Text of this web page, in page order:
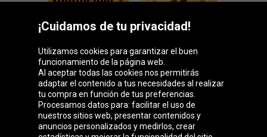
Grupo Oponeo
¡Cuidamos de tu privacidad!
Utilizamos cookies para garantizar el buen
funcionamiento de la página web.
Al aceptar todas las cookies nos permitirás
adaptar el contenido a tus necesidades al realizar
tu compra en función de tus preferencias.
Procesamos datos para: facilitar el uso de
nuestros sitios web, presentar contenidos y
anuncios personalizados y medirlos, crear